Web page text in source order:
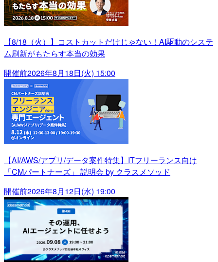
【8/18（火）】コストカットだけじゃない！AI駆動のシステ
ム刷新がもたらす本当の効果
開催前2026年8月18日(火) 15:00
【AI/AWS/アプリ/データ案件特集】ITフリーランス向け
「CMパートナーズ」 説明会 by クラスメソッド
開催前2026年8月12日(水) 19:00